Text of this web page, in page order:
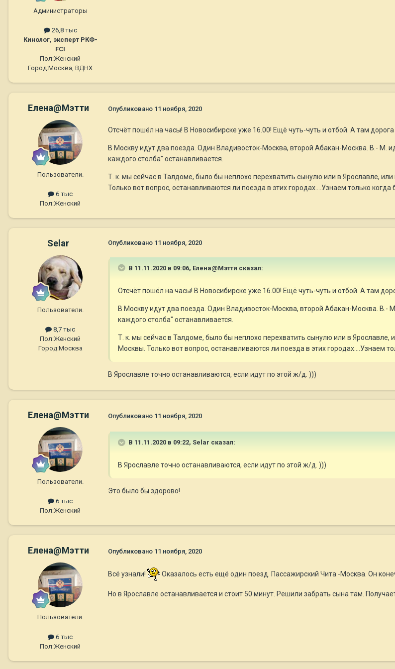
Администраторы
26,8 тыс
Кинолог, эксперт РКФ-
FCI
Пол:Женский
Город:Москва, ВДНХ
Елена@Мэтти
Пользователи.
6 тыс
Пол:Женский
Опубликовано 11 ноября, 2020
Отсчёт пошёл на часы! В Новосибирске уже 16.00! Ещё чуть-чуть и отбой. А там
В Москву идут два поезда. Один Владивосток-Москва, второй Абакан-Москва. В.- М.
каждого столба" останавливается.
Т. к. мы сейчас в Талдоме, было бы неплохо перехватить сынулю или в Ярославле,
Только вот вопрос, останавливаются ли поезда в этих городах....Узнаем только
Selar
Пользователи.
8,7 тыс
Пол:Женский
Город:Москва
Опубликовано 11 ноября, 2020
В 11.11.2020 в 09:06, Елена@Мэтти сказал:
Отсчёт пошёл на часы! В Новосибирске уже 16.00! Ещё чуть-чуть и отбой. А там
В Москву идут два поезда. Один Владивосток-Москва, второй Абакан-Москва.
каждого столба" останавливается.
Т. к. мы сейчас в Талдоме, было бы неплохо перехватить сынулю или в
Москвы. Только вот вопрос, останавливаются ли поезда в этих городах....Узнаем
В Ярославле точно останавливаются, если идут по этой ж/д. )))
Елена@Мэтти
Пользователи.
6 тыс
Пол:Женский
Опубликовано 11 ноября, 2020
В 11.11.2020 в 09:22, Selar сказал:
В Ярославле точно останавливаются, если идут по этой ж/д. )))
Это было бы здорово!
Елена@Мэтти
Пользователи.
6 тыс
Пол:Женский
Опубликовано 11 ноября, 2020
Всё узнали! Оказалось есть ещё один поезд. Пассажирский Чита -Москва. Он
Но в Ярославле останавливается и стоит 50 минут. Решили забрать сына там.